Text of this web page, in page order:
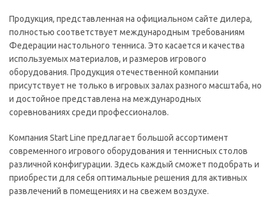
Продукция, представленная на официальном сайте дилера,
полностью соответствует международным требованиям
Федерации настольного тенниса. Это касается и качества
используемых материалов, и размеров игрового
оборудования. Продукция отечественной компании
присутствует не только в игровых залах разного масштаба, но
и достойное представлена на международных
соревнованиях среди профессионалов.
Компания Start Line предлагает большой ассортимент
современного игрового оборудования и теннисных столов
различной конфигурации. Здесь каждый сможет подобрать и
приобрести для себя оптимальные решения для активных
развлечений в помещениях и на свежем воздухе.